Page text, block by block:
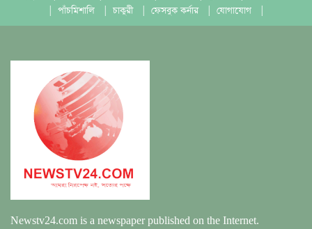
পাঁচমিশালি চাকুরী ফেসবুক কর্নার যোগাযোগ
Newstv24.com is a newspaper published on the Internet.